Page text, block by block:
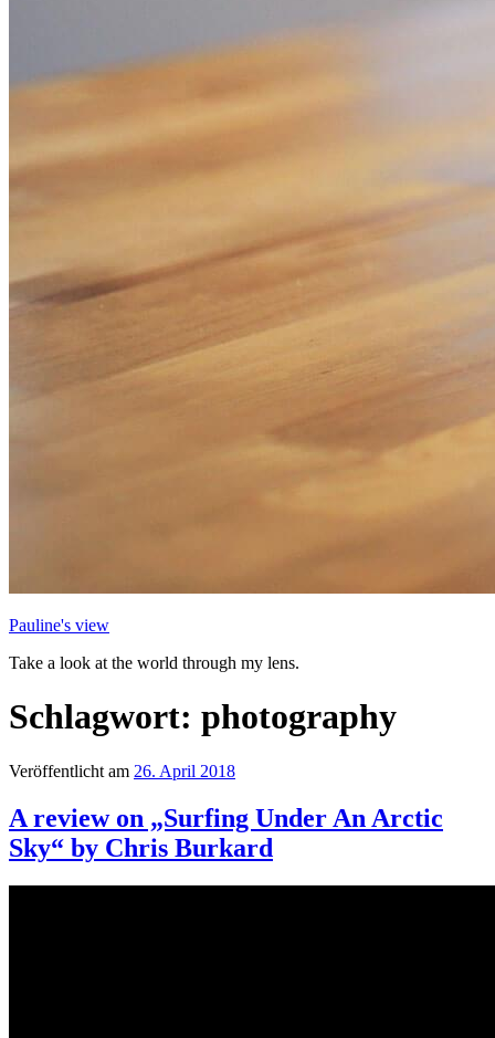
Pauline's view
Take a look at the world through my lens.
Schlagwort: photography
Veröffentlicht am 26. April 2018
A review on „Surfing Under An Arctic
Sky“ by Chris Burkard